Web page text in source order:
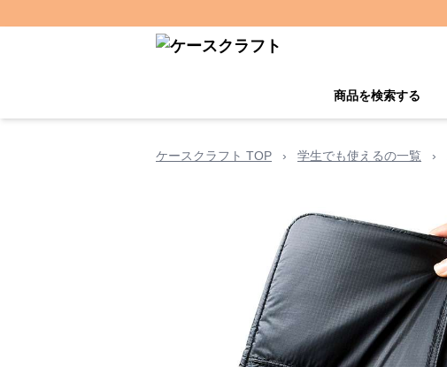
商品を検索する
ケースクラフト TOP › 学生でも使えるの一覧 ›